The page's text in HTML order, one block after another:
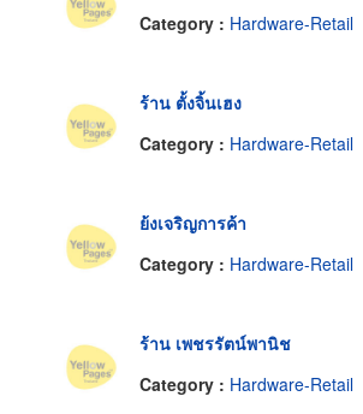
Category : Hardware-Retail
ร้าน ตั้งจิ้นเฮง
Category : Hardware-Retail
ย้งเจริญการค้า
Category : Hardware-Retail
ร้าน เพชรรัตน์พานิช
Category : Hardware-Retail